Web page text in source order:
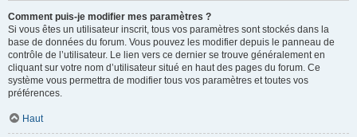
Comment puis-je modifier mes paramètres ?
Si vous êtes un utilisateur inscrit, tous vos paramètres sont stockés dans la
base de données du forum. Vous pouvez les modifier depuis le panneau de
contrôle de l’utilisateur. Le lien vers ce dernier se trouve généralement en
cliquant sur votre nom d’utilisateur situé en haut des pages du forum. Ce
système vous permettra de modifier tous vos paramètres et toutes vos
préférences.
Haut